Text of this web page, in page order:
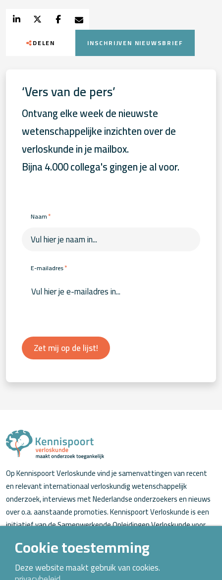
DELEN INSCHRIJVEN NIEUWSBRIEF
‘Vers van de pers’
Ontvang elke week de nieuwste
wetenschappelijke inzichten over de
verloskunde in je mailbox.
Bijna 4.000 collega's gingen je al voor.
Naam*
E-mailadres*
Zet mij op de lijst!
Op Kennispoort Verloskunde vind je samenvattingen van recent
en relevant internationaal verloskundig wetenschappelijk
onderzoek, interviews met Nederlandse onderzoekers en nieuws
over o.a. aanstaande promoties. Kennispoort Verloskunde is een
initiatief van de Samenwerkende Opleidingen Verloskunde voor
Over Kennispoort Verloskunde
Cookie toestemming
Deze website maakt gebruik van cookies.